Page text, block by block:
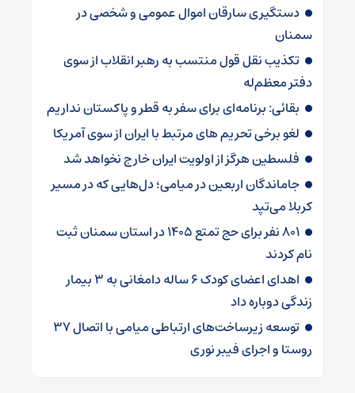
دستگیری سارقان اموال عمومی و شخصی در
سمنان
تکذیب نقل قول منتسب به رهبر انقلاب از سوی
دفتر معظم‌له
بقائی: برنامه‌ای برای سفر به قطر و پاکستان نداریم
لغو برخی تحریم های مرتبط با ایران از سوی آمریکا
فلسطین هرگز از اولویت ایران خارج نخواهد شد
جاماندگان اربعین در میامی؛ دل‌هایی که در مسیر
کربلا می‌تپد
۸۰۱ نفر برای حج تمتع ۱۴۰۵ در استان سمنان ثبت
نام کردند
اهدای اعضای کودک ۶ ساله دامغانی به ۳ بیمار
زندگی دوباره داد
توسعه زیرساخت‌های ارتباطی میامی با اتصال ۳۷
روستا و اجرای فیبر نوری